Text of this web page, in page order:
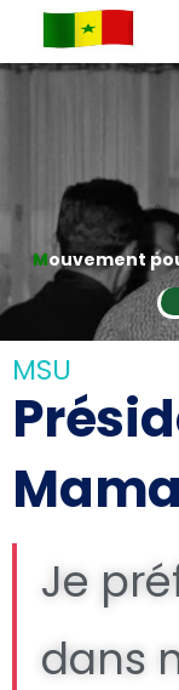
Mouvement
MSU
Je
dans